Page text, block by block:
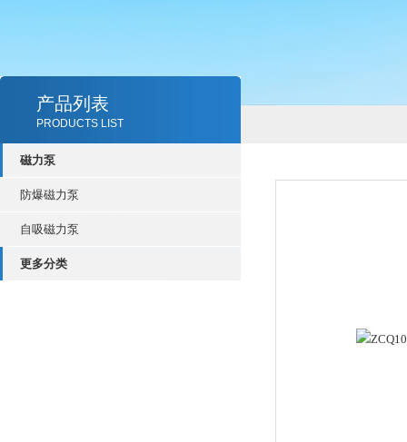
产品列表
PRODUCTS LIST
磁力泵
防爆磁力泵
自吸磁力泵
更多分类